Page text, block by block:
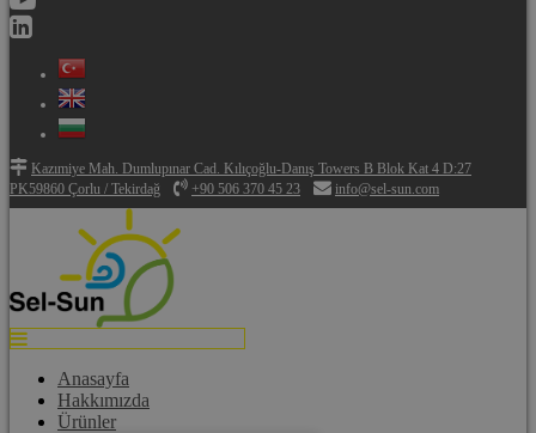
Kazımiye Mah. Dumlupınar Cad. Kılıçoğlu-Danış Towers B Blok Kat 4 D:27
PK59860 Çorlu / Tekirdağ
+90 506 370 45 23 info@sel-sun.com
Anasayfa
Hakkımızda
Ürünler